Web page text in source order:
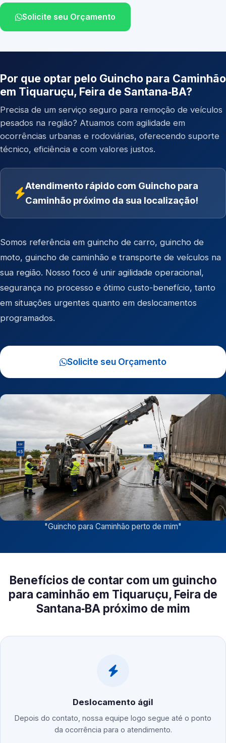
Solicite seu Orçamento
Por que optar pelo Guincho para Caminhão
em Tiquaruçu, Feira de Santana‑BA?
Precisa de um serviço seguro para remoção de veículos
pesados na região? Atuamos com agilidade em
ocorrências urbanas e rodoviárias, oferecendo suporte
técnico, eficiência e com valores justos.
Atendimento rápido com Guincho para
Caminhão próximo da sua localização!
Somos referência em guincho de carro, guincho de
moto, guincho de caminhão e transporte de veículos na
sua região. Nosso foco é unir agilidade operacional,
segurança no processo e ótimo custo-benefício, tanto
em situações urgentes quanto em deslocamentos
programados.
Solicite seu Orçamento
"Guincho para Caminhão perto de mim"
Benefícios de contar com um guincho
para caminhão em Tiquaruçu, Feira de
Santana‑BA próximo de mim
Deslocamento ágil
Depois do contato, nossa equipe logo segue até o ponto
da ocorrência para o atendimento.